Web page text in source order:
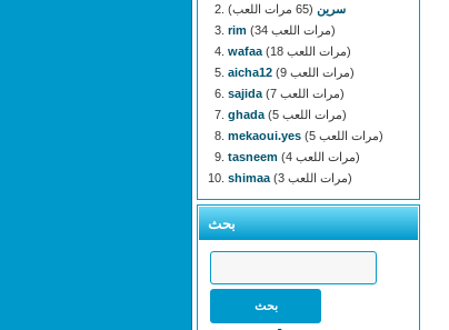
سرين (65 مرات اللعب)
rim
(34 مرات اللعب)
wafaa
(18 مرات اللعب)
aicha12
(9 مرات اللعب)
sajida
(7 مرات اللعب)
ghada
(5 مرات اللعب)
mekaoui.yes
(5 مرات اللعب)
tasneem
(4 مرات اللعب)
shimaa
(3 مرات اللعب)
بحث